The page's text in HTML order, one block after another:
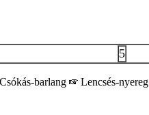
5
Csókás-barlang Lencsés-nyereg